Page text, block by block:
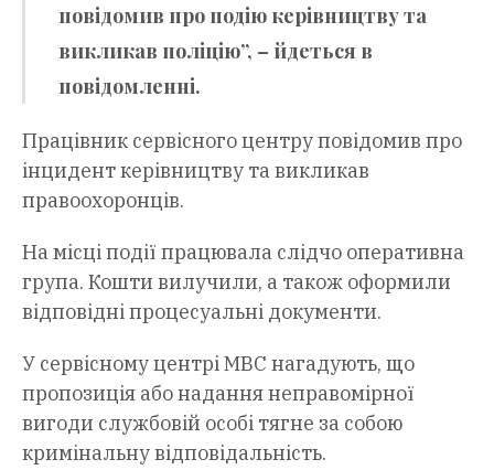
повідомив про подію керівництву та
викликав поліцію”, – йдеться в
повідомленні.
Працівник сервісного центру повідомив про
інцидент керівництву та викликав
правоохоронців.
На місці події працювала слідчо оперативна
група. Кошти вилучили, а також оформили
відповідні процесуальні документи.
У сервісному центрі МВС нагадують, що
пропозиція або надання неправомірної
вигоди службовій особі тягне за собою
кримінальну відповідальність.